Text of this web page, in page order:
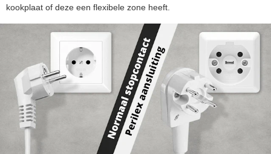
kookplaat of deze een flexibele zone heeft.